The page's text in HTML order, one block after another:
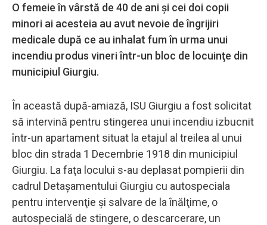
O femeie în vârstă de 40 de ani şi cei doi copii
minori ai acesteia au avut nevoie de îngrijiri
medicale după ce au inhalat fum în urma unui
incendiu produs vineri într-un bloc de locuinţe din
municipiul Giurgiu.
În această după-amiază, ISU Giurgiu a fost solicitat
să intervină pentru stingerea unui incendiu izbucnit
într-un apartament situat la etajul al treilea al unui
bloc din strada 1 Decembrie 1918 din municipiul
Giurgiu. La faţa locului s-au deplasat pompierii din
cadrul Detaşamentului Giurgiu cu autospeciala
pentru intervenţie şi salvare de la înălţime, o
autospecială de stingere, o descarcerare, un